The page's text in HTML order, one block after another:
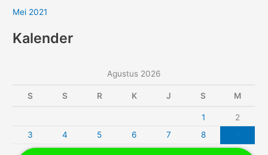
Mei 2021
Kalender
Agustus 2026
S S R K J S M
1
2
3
4 5 6 7 8
10